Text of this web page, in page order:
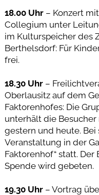
18.00 Uhr– Konzert
Collegium unter
im Kulturspeicher des
Berthelsdorf: Für
frei.
18.30 Uhr –
Oberlausitz auf dem
Faktorenhofes: Die
unterhält die
gestern und heute.
Veranstaltung in der
Faktorenhof“ statt.
Spende wird gebeten.
19.30 Uhr – Vortrag